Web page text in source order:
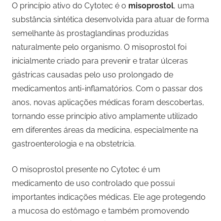
O princípio ativo do Cytotec é o misoprostol, uma
substância sintética desenvolvida para atuar de forma
semelhante às prostaglandinas produzidas
naturalmente pelo organismo. O misoprostol foi
inicialmente criado para prevenir e tratar úlceras
gástricas causadas pelo uso prolongado de
medicamentos anti-inflamatórios. Com o passar dos
anos, novas aplicações médicas foram descobertas,
tornando esse princípio ativo amplamente utilizado
em diferentes áreas da medicina, especialmente na
gastroenterologia e na obstetrícia.
O misoprostol presente no Cytotec é um
medicamento de uso controlado que possui
importantes indicações médicas. Ele age protegendo
a mucosa do estômago e também promovendo